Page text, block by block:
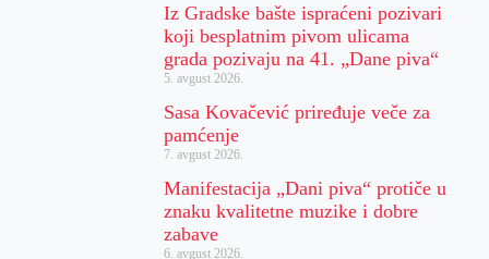
Iz Gradske bašte ispraćeni pozivari
koji besplatnim pivom ulicama
grada pozivaju na 41. „Dane piva“
5. avgust 2026.
Sasa Kovačević priređuje veče za
pamćenje
7. avgust 2026.
Manifestacija „Dani piva“ protiče u
znaku kvalitetne muzike i dobre
zabave
6. avgust 2026.